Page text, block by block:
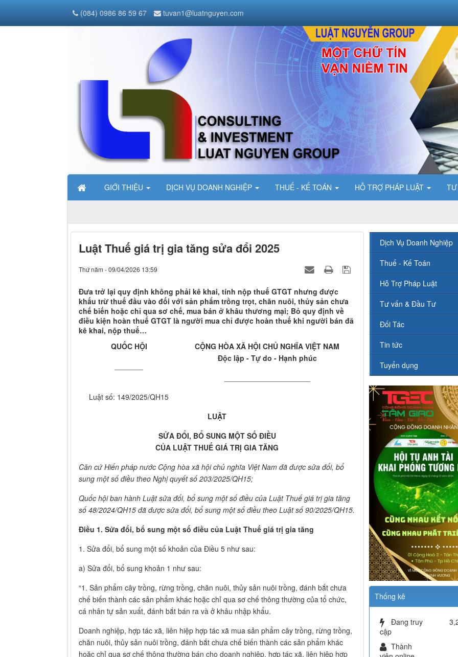
GIỚI THIỆU DỊCH VỤ DOANH NGHIỆP THUẾ - KẾ TOÁN HỖ TRỢ PHÁP LUẬT
(084) 0986 86 59 67 tuvan1@luatnguyen.com
Luật Thuế giá trị gia tăng sửa đổi 2025
Thứ năm - 09/04/2026 13:59
Đưa trở lại quy định không phải kê khai, tính nộp thuế GTGT nhưng được
khấu trừ thuế đầu vào đối với sản phẩm trồng trọt, chăn nuôi, thủy sản chưa
chế biến hoặc chỉ qua sơ chế, mua bán ở khâu thương mại; Bỏ quy định về
điều kiện hoàn thuế GTGT là người mua chỉ được hoàn thuế khi người bán đã
kê khai, nộp thuế…
QUỐC HỘI
Luật số: 149/2025/QH15
CỘNG HÒA XÃ HỘI CHỦ NGHĨA VIỆT NAM
Độc lập - Tự do - Hạnh phúc
LUẬT
SỬA ĐỔI, BỔ SUNG MỘT SỐ ĐIỀU
CỦA LUẬTTHUẾ GIÁ TRỊ GIA TĂNG
Căn cứ Hiến pháp nước Cộng hòa xã hội chủ nghĩa Việt Nam đã được sửa đổi, bổ
sung một số điều theo Nghị quyết số 203/2025/QH15;
Quốc hội ban hành Luật sửa đổi, bổ sung một số điều của Luật Thuế giá trị gia tăng
số 48/2024/QH15 đã được sửa đổi, bổ sung một số điều theo Luật số 90/2025/QH15.
Điều 1. Sửa đổi, bổ sung một số điều của Luật Thuế giá trị gia tăng
1. Sửa đổi, bổ sung một số khoản của Điều 5 như sau:
a) Sửa đổi, bổ sung khoản 1 như sau:
“1. Sản phẩm cây trồng, rừng trồng, chăn nuôi, thủy sản nuôi trồng, đánh bắt chưa
chế biến thành các sản phẩm khác hoặc chỉ qua sơ chế thông thường của tổ chức,
cá nhân tự sản xuất, đánh bắt bán ra và ở khâu nhập khẩu.
Doanh nghiệp, hợp tác xã, liên hiệp hợp tác xã mua sản phẩm cây trồng, rừng trồng,
chăn nuôi, thủy sản nuôi trồng, đánh bắt chưa chế biến thành các sản phẩm khác
hoặc chỉ qua sơ chế thông thường bán cho doanh nghiệp, hợp tác xã, liên hiệp hợp
Dịch Vụ Doanh Nghiệp
Thuế - Kế Toán
Hỗ Trợ Pháp Luật
Tư vấn & Đầu Tư
Đối Tác
Tin tức
Tuyển dụng
Thống kê
Đang truy
cập
Thành